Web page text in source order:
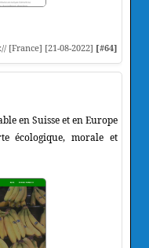
:// [France] [21-08-2022] [#64]
en Suisse et en Europe
écologique, morale et